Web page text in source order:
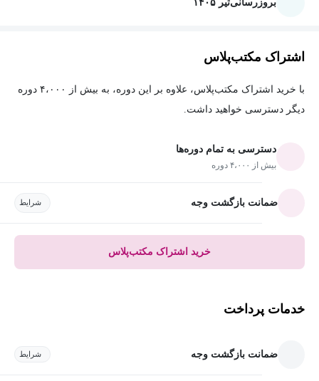
بروزرسانیتیر ۱۴۰۵
اشتراک مکتب‌پلاس
با خرید اشتراک مکتب‌پلاس، علاوه بر این دوره، به بیش از ۴،۰۰۰ دوره
دیگر دسترسی خواهید داشت.
دسترسی به تمام دوره‌ها
بیش از ۴،۰۰۰ دوره
ضمانت بازگشت وجه شرایط
خرید اشتراک مکتب‌پلاس
خدمات پرداخت
ضمانت بازگشت وجه شرایط